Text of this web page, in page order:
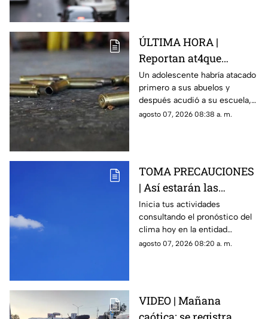
ÚLTIMA HORA |
Reportan at4que
arm4do en secundaria;
reportan mu3rtos y
decenas de heridos
(+VIDEO DELICADO)
Un adolescente habría atacado
primero a sus abuelos y
después acudió a su escuela,
donde abrió fuego contra
agosto 07, 2026 08:38 a. m.
TOMA PRECAUCIONES
| Así estarán las
condiciones del clima
HOY en Querétaro
Inicia tus actividades
consultando el pronóstico del
clima hoy en la entidad
queretana y sus municipios.
agosto 07, 2026 08:20 a. m.
VIDEO | Mañana